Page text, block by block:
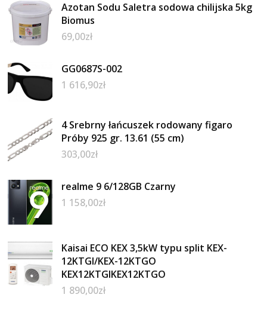
Azotan Sodu Saletra sodowa chilijska 5kg
Biomus
69,00zł
GG0687S-002
1 616,90zł
4 Srebrny łańcuszek rodowany figaro
Próby 925 gr. 13.61 (55 cm)
303,00zł
realme 9 6/128GB Czarny
1 158,00zł
Kaisai ECO KEX 3,5kW typu split KEX-
12KTGI/KEX-12KTGO
KEX12KTGIKEX12KTGO
1 890,00zł